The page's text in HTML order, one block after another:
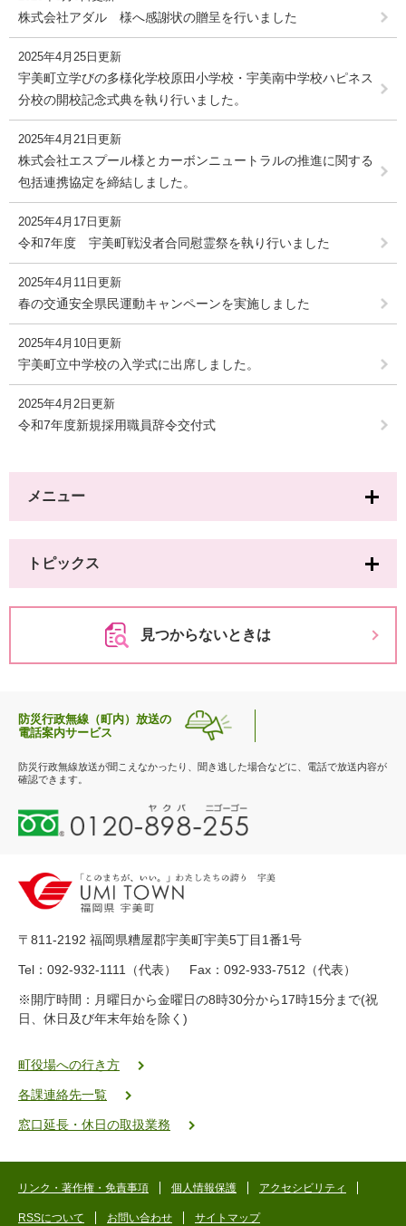
株式会社アダル 様へ感謝状の贈呈を行いました
2025年4月25日更新
宇美町立学びの多様化学校原田小学校・宇美南中学校ハピネス
分校の開校記念式典を執り行いました。
2025年4月21日更新
株式会社エスプール様とカーボンニュートラルの推進に関する
包括連携協定を締結しました。
2025年4月17日更新
令和7年度 宇美町戦没者合同慰霊祭を執り行いました
2025年4月11日更新
春の交通安全県民運動キャンペーンを実施しました
2025年4月10日更新
宇美町立中学校の入学式に出席しました。
2025年4月2日更新
令和7年度新規採用職員辞令交付式
メニュー
トピックス
見つからないときは
防災行政無線（町内）放送の
電話案内サービス
防災行政無線放送が聞こえなかったり、聞き逃した場合などに、電話で放送内容が
確認できます。
0
1
-
8
-
5
5
ク
二
ゴ
〒811-2192 福岡県糟屋郡宇美町宇美5丁目1番1号
Tel：092-932-1111（代表） Fax：092-933-7512（代表）
※開庁時間：月曜日から金曜日の8時30分から17時15分まで(祝
日、休日及び年末年始を除く)
町役場への行き方
各課連絡先一覧
窓口延長・休日の取扱業務
リンク・著作権・免責事項 個人情報保護 アクセシビリティ
RSSについて お問い合わせ サイトマップ